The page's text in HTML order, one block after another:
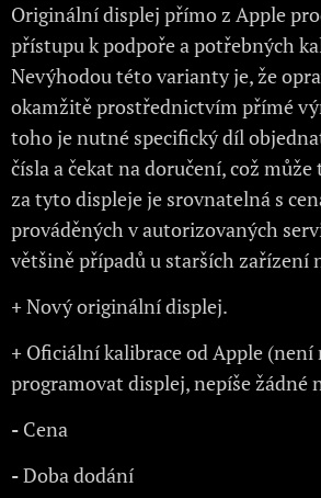
Originální displej přímo z Apple
přístupu k podpoře a potřebných
Nevýhodou této varianty je, že
okamžitě prostřednictvím přímé
toho je nutné specifický díl
čísla a čekat na doručení, což
za tyto displeje je srovnatelná s
prováděných v autorizovaných
většině případů u starších zařízení
+Nový originální displej.
+ Oficiální kalibrace od Apple (není
programovat displej, nepíše žádné
- Cena
-Doba dodání